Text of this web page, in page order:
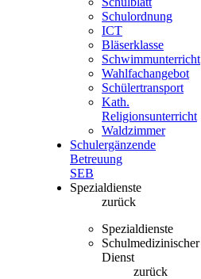
Schulordnung
ICT
Bläserklasse
Schwimmunterricht
Wahlfachangebot
Schülertransport
Kath.
Religionsunterricht
Waldzimmer
Schulergänzende
Betreuung
SEB
Spezialdienste
zurück
Spezialdienste
Schulmedizinischer
Dienst
zurück